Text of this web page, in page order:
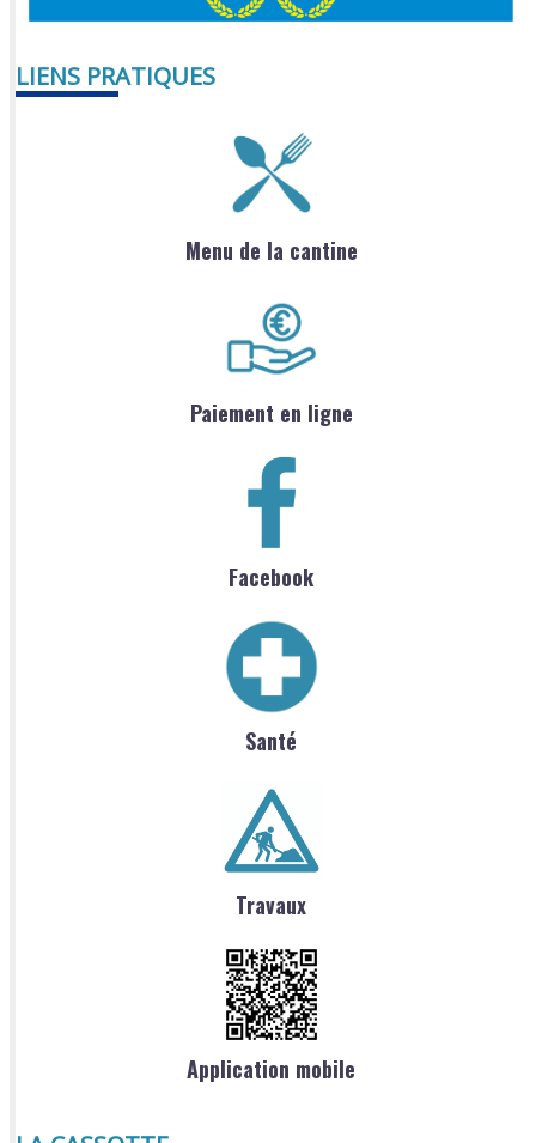
LIENS PRATIQUES
Menu de la cantine
Paiement en ligne
Facebook
Santé
Travaux
Application mobile